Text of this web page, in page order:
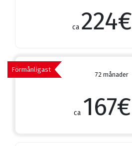
ca 224€
Förmånligast
72 månader
ca 167€